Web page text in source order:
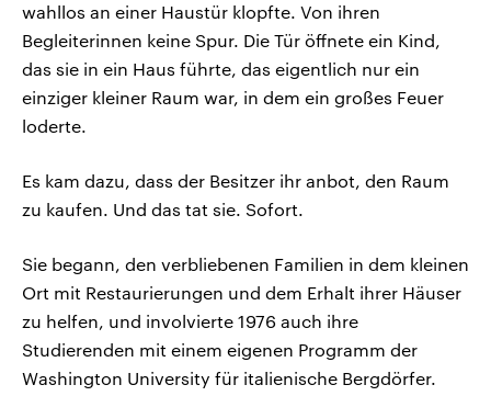
wahllos an einer Haustür klopfte. Von ihren
Begleiterinnen keine Spur. Die Tür öffnete ein Kind,
das sie in ein Haus führte, das eigentlich nur ein
einziger kleiner Raum war, in dem ein großes Feuer
loderte.
Es kam dazu, dass der Besitzer ihr anbot, den Raum
zu kaufen. Und das tat sie. Sofort.
Sie begann, den verbliebenen Familien in dem kleinen
Ort mit Restaurierungen und dem Erhalt ihrer Häuser
zu helfen, und involvierte 1976 auch ihre
Studierenden mit einem eigenen Programm der
Washington University für italienische Bergdörfer.